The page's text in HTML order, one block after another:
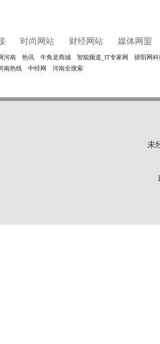
时尚网站 财经网站 媒体网盟
河南 热讯 牛角龙商城 智能频道_IT专家网 骄阳网科
南热线 中经网 河南全搜索
未